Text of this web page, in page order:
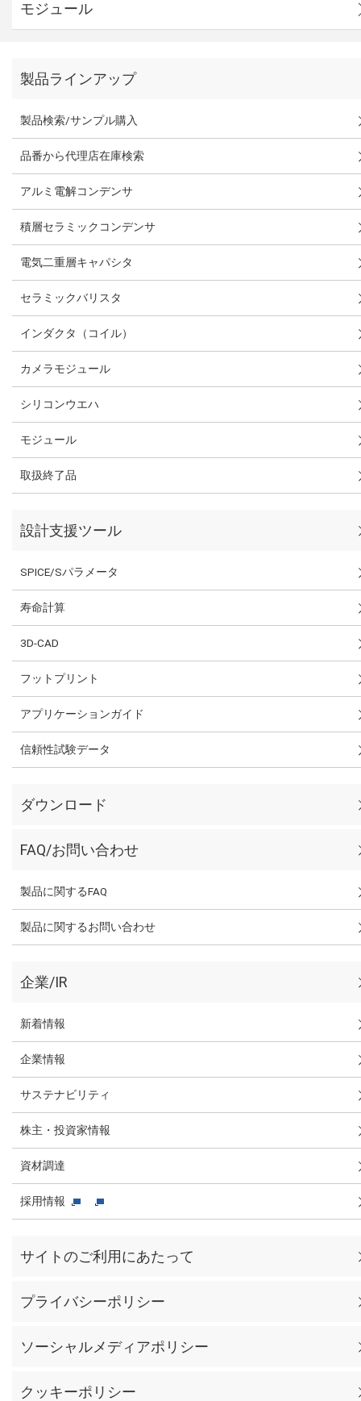
モジュール
製品ラインアップ
製品検索/サンプル購入
品番から代理店在庫検索
アルミ電解コンデンサ
積層セラミックコンデンサ
電気二重層キャパシタ
セラミックバリスタ
インダクタ（コイル）
カメラモジュール
シリコンウエハ
モジュール
取扱終了品
設計支援ツール
SPICE/Sパラメータ
寿命計算
3D-CAD
フットプリント
アプリケーションガイド
信頼性試験データ
ダウンロード
FAQ/お問い合わせ
製品に関するFAQ
製品に関するお問い合わせ
企業/IR
新着情報
企業情報
サステナビリティ
株主・投資家情報
資材調達
採用情報
サイトのご利用にあたって
プライバシーポリシー
ソーシャルメディアポリシー
クッキーポリシー